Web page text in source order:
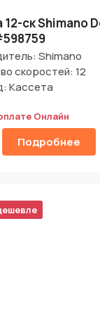
12-ск Shimano
Shimano
скоростей: 12
Кассета
Онлайн
Подробнее